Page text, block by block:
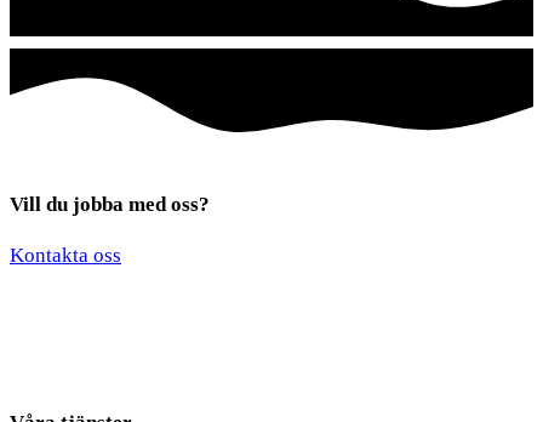
*
Vill du jobba med oss?
Kontakta oss